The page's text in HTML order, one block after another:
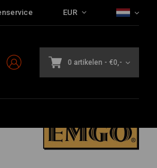
EUR
0 artikelen - €0,-